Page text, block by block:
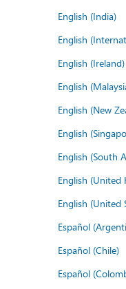
English (India)
English
English (Ireland)
English
English (New
English
English (South
English (United
English (United
Español
Español (Chile)
Español